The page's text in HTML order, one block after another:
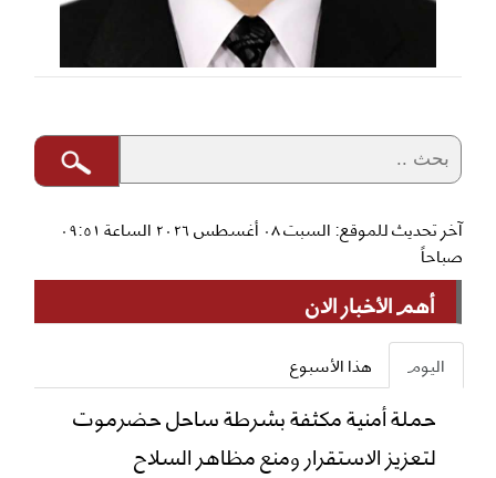
آخر تحديث للموقع: السبت ٠٨ أغسطس ٢٠٢٦ الساعة ٠٩:٥١
صباحاً
أهم الأخبار الان
اليوم هذا الأسبوع
حملة أمنية مكثفة بشرطة ساحل حضرموت
لتعزيز الاستقرار ومنع مظاهر السلاح